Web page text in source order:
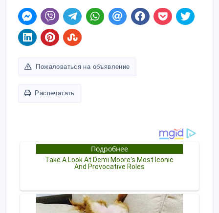
Пожаловаться на объявление
Распечатать